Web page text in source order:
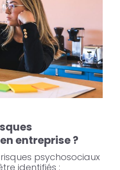
entreprise ?
psychosociaux
identifiés :